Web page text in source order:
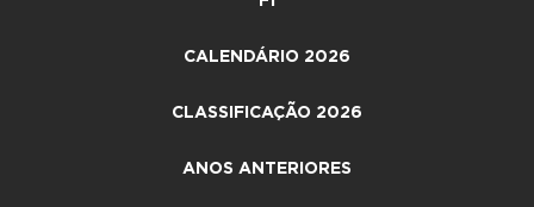
CALENDÁRIO 2026
CLASSIFICAÇÃO 2026
ANOS ANTERIORES